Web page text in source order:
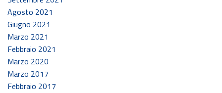
Agosto 2021
Giugno 2021
Marzo 2021
Febbraio 2021
Marzo 2020
Marzo 2017
Febbraio 2017